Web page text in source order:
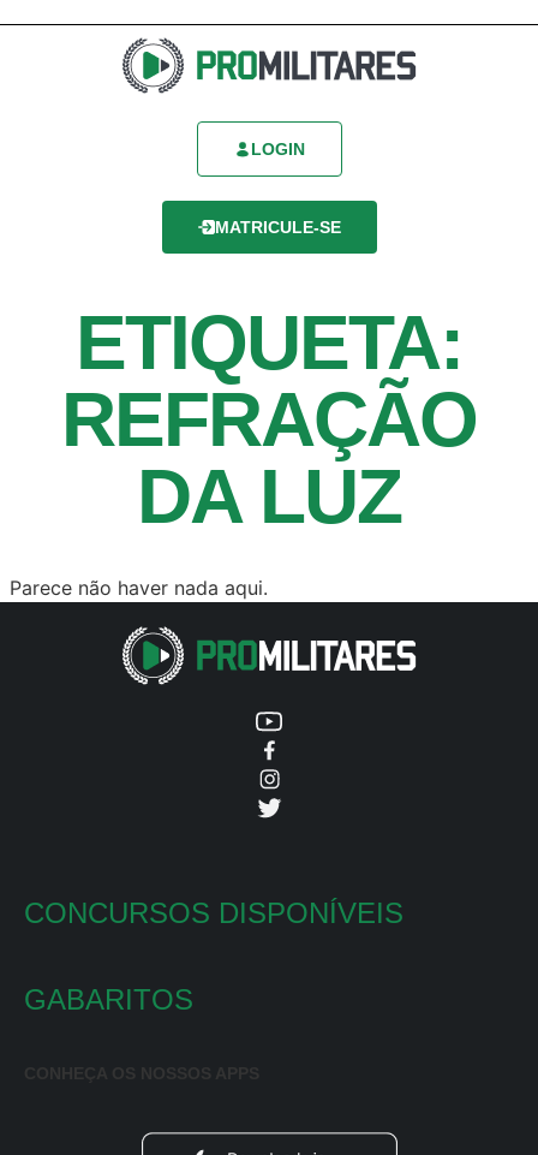
LOGIN
MATRICULE-SE
ETIQUETA:
REFRAÇÃO
DA LUZ
Parece não haver nada aqui.
CONCURSOS DISPONÍVEIS
GABARITOS
CONHEÇA OS NOSSOS APPS